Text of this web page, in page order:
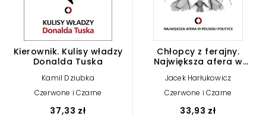
Kierownik. Kulisy władzy
Donalda Tuska
Kamil Dziubka
Czerwone i Czarne
37,33 zł
Chłopcy z ferajny.
Największa afera w
Jacek Harłukowicz
Czerwone i Czarne
33,93 zł